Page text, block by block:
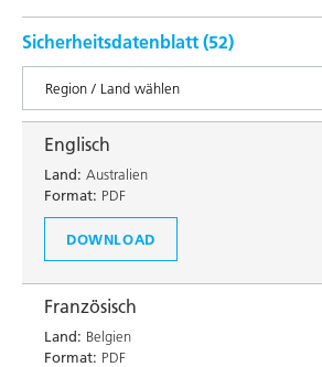
Sicherheitsdatenblatt (52)
Englisch
Land: Australien
Format: PDF
DOWNLOAD
Französisch
Land: Belgien
Format: PDF